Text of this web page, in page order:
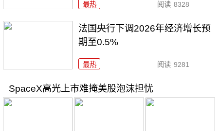
最热 阅读 8328
法国央行下调2026年经济增长预
期至0.5%
最热 阅读 9281
SpaceX高光上市难掩美股泡沫担忧